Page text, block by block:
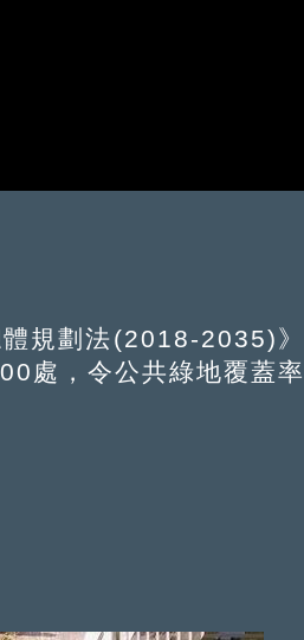
規劃法(2018-2035)》
處，令公共綠地覆蓋率